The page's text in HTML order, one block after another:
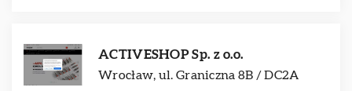
ACTIVESHOP Sp. z o.o.
Wrocław, ul. Graniczna 8B / DC2A